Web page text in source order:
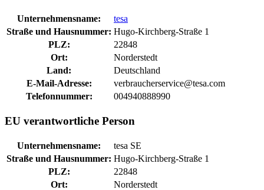
Unternehmensname:
tesa
Straße und Hausnummer: Hugo-Kirchberg-Straße 1
PLZ:
22848
Ort:
Norderstedt
Land:
Deutschland
E-Mail-Adresse:
verbraucherservice@tesa.com
Telefonnummer:
004940888990
EU verantwortliche Person
Unternehmensname:
tesa SE
Straße und Hausnummer: Hugo-Kirchberg-Straße 1
PLZ:
22848
Ort:
Norderstedt